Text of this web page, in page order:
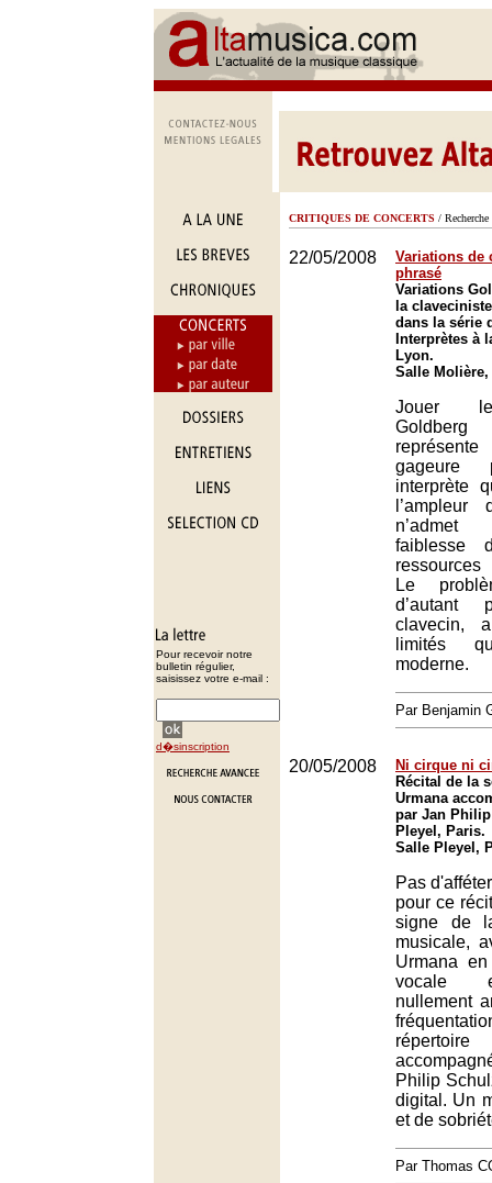
Pour recevoir notre
bulletin régulier,
saisissez votre e-mail :
d�sinscription
CRITIQUES DE CONCERTS / Recherche
22/05/2008
Variations de
phrasé
Variations
la
dans la série
Interprètes à
Lyon.
Salle
Jouer
gageure
interprète
Le
clavecin,
limités
moderne.
Par Benjamin
20/05/2008
Ni cirque ni
Récital de la
Urmana
par Jan
Pleyel, Paris.
Salle Pleyel,
Pas
pour ce
signe de
musicale,
Urmana
vocale
nullement
Philip
digital. Un
et de
Par Thomas